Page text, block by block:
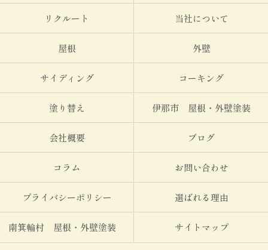
リクルート 当社について
屋根 外壁
サイディング コーキング
塗り替え 伊那市 屋根・外壁塗装
会社概要 ブログ
コラム お問い合わせ
プライバシーポリシー 選ばれる理由
南箕輪村 屋根・外壁塗装 サイトマップ